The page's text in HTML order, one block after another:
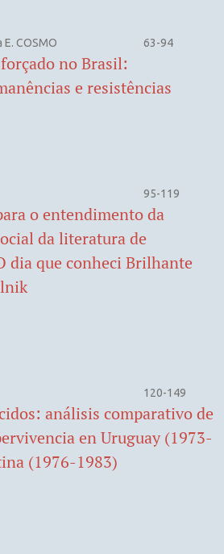
E. COSMO 63-94
no Brasil:
e resistências
95-119
o entendimento da
da literatura de
dia que conheci Brilhante
120-149
análisis comparativo de
en Uruguay (1973-
(1976-1983)